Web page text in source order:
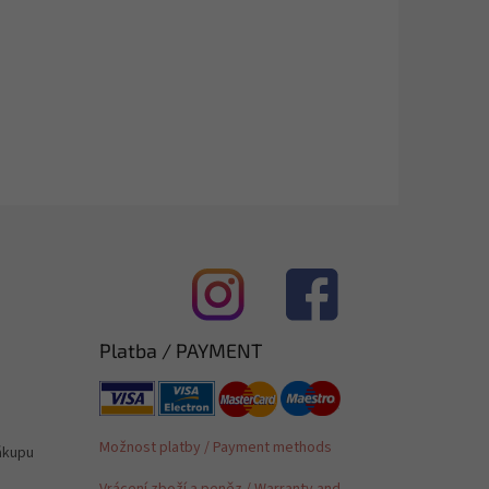
Platba / PAYMENT
Možnost platby / Payment methods